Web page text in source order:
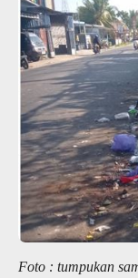
Foto : tumpukan